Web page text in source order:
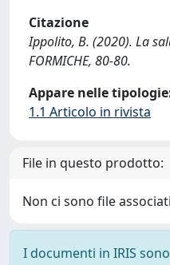
Citazione
Ippolito, B. (2020). La
FORMICHE, 80-80.
Appare nelle
1.1 Articolo in rivista
File in questo prodotto:
Non ci sono file
I documenti in IRIS